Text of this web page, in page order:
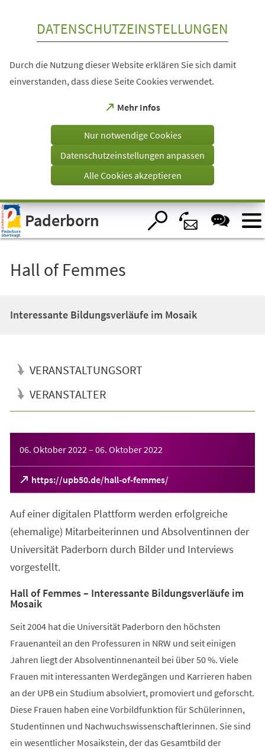
Visuelle
Assistenzsoftware
öffnen.
DATENSCHUTZEINSTELLUNGEN
Durch die Nutzung dieser Website erklären Sie sich damit
einverstanden, dass diese Seite Cookies verwendet.
Mehr Infos
(Öffnet
einem
Tab)
Nur notwendige Cookies
Datenschutzeinstellungen anpassen
Alle Cookies akzeptieren
Paderborn
Hall of Femmes
Interessante Bildungsverläufe im Mosaik
VERANSTALTUNGSORT
VERANSTALTER
06. Oktober 2022 – 06. Oktober 2022
https://upb50.de/hall-of-femmes/
(Öffnet
in
neuen
Tab)
Auf einer digitalen Plattform werden erfolgreiche
(ehemalige) Mitarbeiterinnen und Absolventinnen der
Universität Paderborn durch Bilder und Interviews
vorgestellt.
Hall of Femmes – Interessante Bildungsverläufe im
Mosaik
Seit 2004 hat die Universität Paderborn den höchsten
Frauenanteil an den Professuren in NRW und seit einigen
Jahren liegt der Absolventinnenanteil bei über 50 %. Viele
Frauen mit interessanten Werdegängen und Karrieren haben
an der UPB ein Studium absolviert, promoviert und geforscht.
Diese Frauen haben eine Vorbildfunktion für Schülerinnen,
Studentinnen und Nachwuchswissenschaftlerinnen. Sie sind
ein wesentlicher Mosaikstein, der das Gesamtbild der